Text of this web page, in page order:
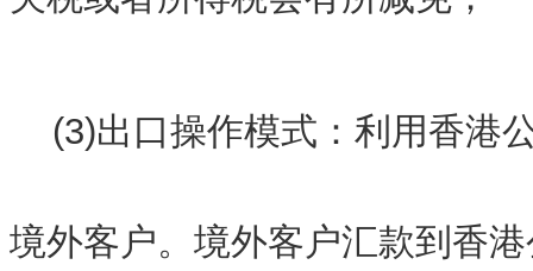
(3)出口操作模式：利用香港
境外客户。境外客户汇款到香